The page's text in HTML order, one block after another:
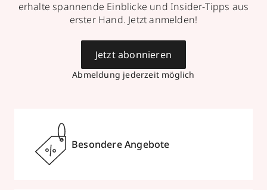
erhalte spannende Einblicke und Insider-Tipps aus
erster Hand. Jetzt anmelden!
Abmeldung jederzeit möglich
Jetzt abonnieren
Besondere Angebote